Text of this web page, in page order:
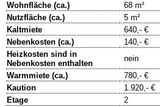
Wohnfläche (ca.)
68 m²
Nutzfläche (ca.)
5 m²
Kaltmiete
640,- €
Nebenkosten (ca.)
140,- €
Heizkosten sind in
Nebenkosten enthalten
nein
Warmmiete (ca.)
780,- €
Kaution
1.920,- €
Etage
2